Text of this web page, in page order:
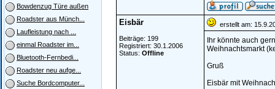
Bowdenzug Türe außen
Roadster aus Münch...
Laufleistung nach ...
einmal Roadster im...
Bluetooth-Fernbedi...
Roadster neu aufge...
Suche Bordcomputer...
Eisbär
Beiträge: 199
Registriert: 30.1.2006
Status: Offline
erstellt am:
Ihr könnte auch
Weihnachtsmarkt
Gruß
Eisbär mit